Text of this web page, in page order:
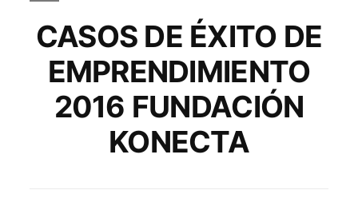
CASOS DE ÉXITO DE
EMPRENDIMIENTO
2016 FUNDACIÓN
KONECTA